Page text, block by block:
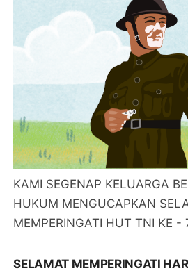
KAMI SEGENAP KELUARGA
HUKUM MENGUCAPKAN
MEMPERINGATI HUT TNI KE
SELAMAT MEMPERINGATI